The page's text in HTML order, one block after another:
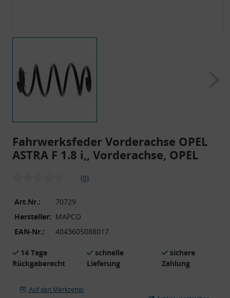
Fahrwerksfeder Vorderachse OPEL
ASTRA F 1.8 i,, Vorderachse, OPEL
(0)
Art.Nr.:
70729
Hersteller: MAPCO
EAN-Nr.:
4043605088017
14 Tage
Rückgaberecht
schnelle
Lieferung
sichere
Zahlung
Auf den Merkzettel